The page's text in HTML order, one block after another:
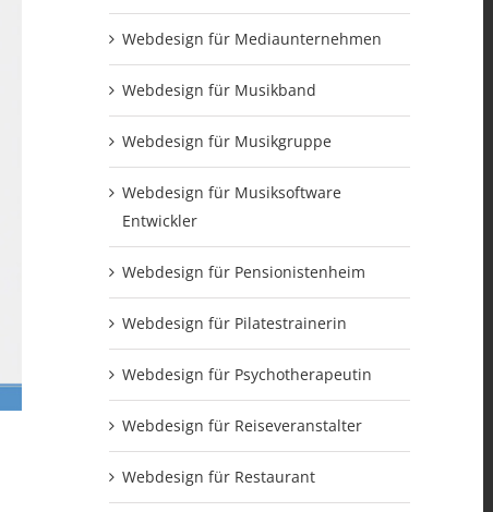
Webdesign für Mediaunternehmen
Webdesign für Musikband
Webdesign für Musikgruppe
Webdesign für Musiksoftware
Entwickler
Webdesign für Pensionistenheim
Webdesign für Pilatestrainerin
Webdesign für Psychotherapeutin
Webdesign für Reiseveranstalter
Webdesign für Restaurant